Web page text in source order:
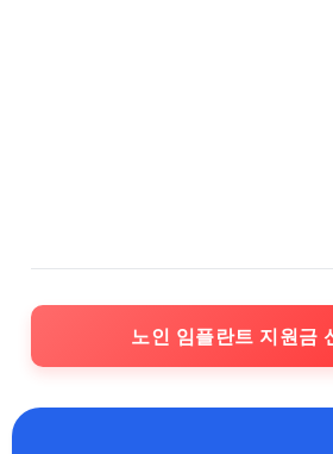
노인 임플란트 지원금